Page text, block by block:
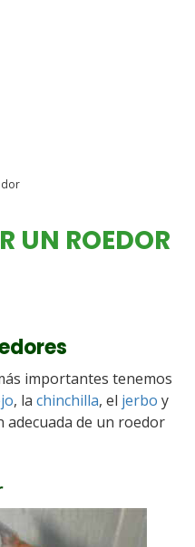
UN ROEDOR
importantes tenemos
, la chinchilla, el jerbo y
adecuada de un roedor